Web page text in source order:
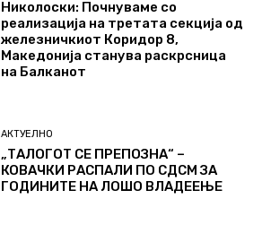
Николоски: Почнуваме со
реализација на третата секција од
железничкиот Коридор 8,
Македонија станува раскрсница
на Балканот
АКТУЕЛНО
„ТАЛОГОТ СЕ ПРЕПОЗНА“ –
КОВАЧКИ РАСПАЛИ ПО СДСМ ЗА
ГОДИНИТЕ НА ЛОШО ВЛАДЕЕЊЕ